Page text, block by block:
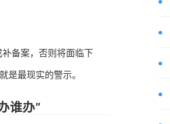
备案，否则将面临下
是最现实的警示。
谁办”